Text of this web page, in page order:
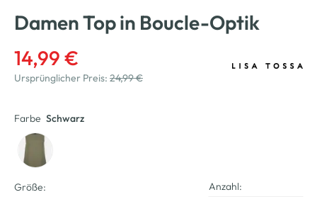
Damen Top in Boucle-Optik
14,99 €
Ursprünglicher Preis: 24,99 €
Farbe Schwarz
Größe: Anzahl: